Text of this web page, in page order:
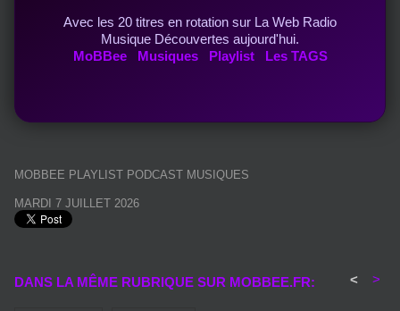
Avec les 20 titres en rotation sur La Web Radio
Musique Découvertes aujourd'hui.
MoBBee
Musiques Playlist Les TAGS
MOBBEE PLAYLIST PODCAST MUSIQUES
MARDI 7 JUILLET 2026
DANS LA MÊME RUBRIQUE SUR MOBBEE.FR: < >